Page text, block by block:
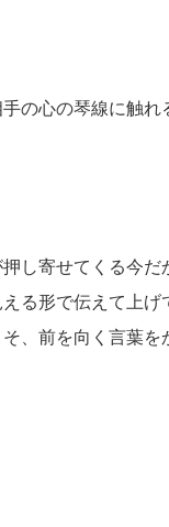
の心の琴線に触れ
し寄せてくる今だ
る形で伝えて上
、前を向く言葉を